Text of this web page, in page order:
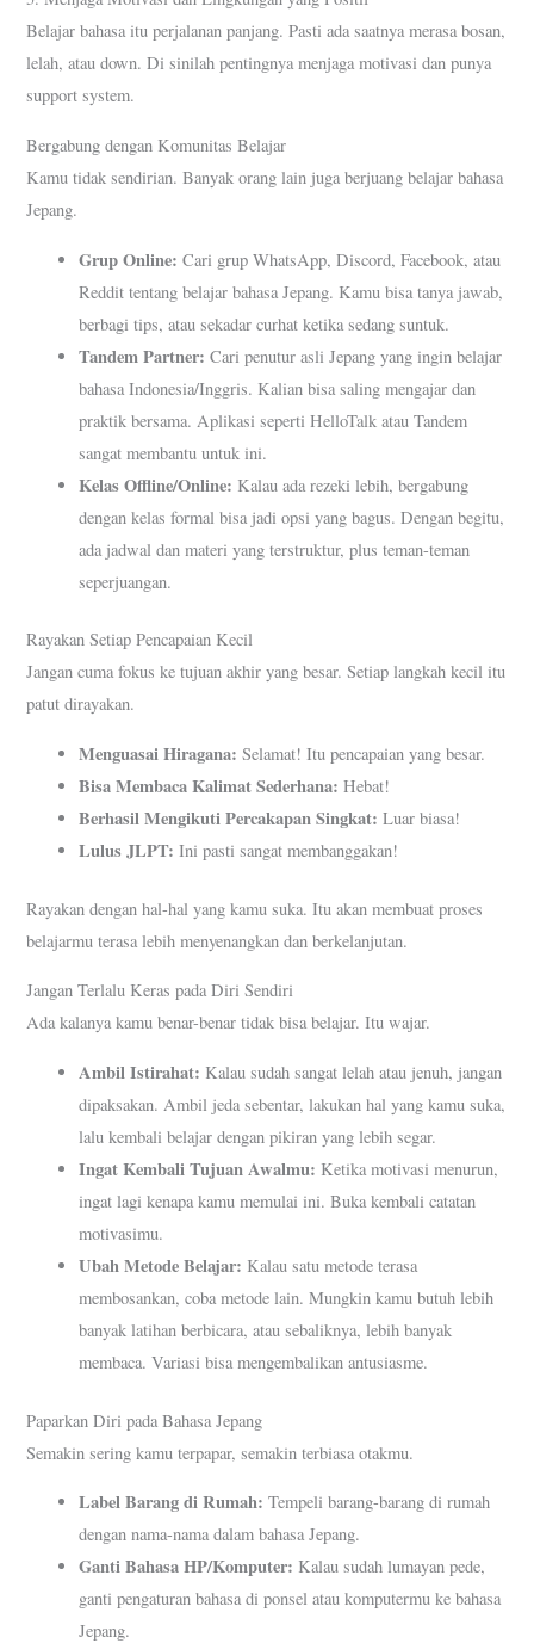
Belajar bahasa itu perjalanan panjang. Pasti ada saatnya merasa bosan,
lelah, atau down. Di sinilah pentingnya menjaga motivasi dan punya
support system.
Bergabung dengan Komunitas Belajar
Kamu tidak sendirian. Banyak orang lain juga berjuang belajar bahasa
Jepang.
Grup Online: Cari grup WhatsApp, Discord, Facebook, atau
Reddit tentang belajar bahasa Jepang. Kamu bisa tanya jawab,
berbagi tips, atau sekadar curhat ketika sedang suntuk.
Tandem Partner: Cari penutur asli Jepang yang ingin belajar
bahasa Indonesia/Inggris. Kalian bisa saling mengajar dan
praktik bersama. Aplikasi seperti HelloTalk atau Tandem
sangat membantu untuk ini.
Kelas Offline/Online: Kalau ada rezeki lebih, bergabung
dengan kelas formal bisa jadi opsi yang bagus. Dengan begitu,
ada jadwal dan materi yang terstruktur, plus teman-teman
seperjuangan.
Rayakan Setiap Pencapaian Kecil
Jangan cuma fokus ke tujuan akhir yang besar. Setiap langkah kecil itu
patut dirayakan.
Menguasai Hiragana: Selamat! Itu pencapaian yang besar.
Bisa Membaca Kalimat Sederhana: Hebat!
Berhasil Mengikuti Percakapan Singkat: Luar biasa!
Lulus JLPT: Ini pasti sangat membanggakan!
Rayakan dengan hal-hal yang kamu suka. Itu akan membuat proses
belajarmu terasa lebih menyenangkan dan berkelanjutan.
Jangan Terlalu Keras pada Diri Sendiri
Ada kalanya kamu benar-benar tidak bisa belajar. Itu wajar.
Ambil Istirahat: Kalau sudah sangat lelah atau jenuh, jangan
dipaksakan. Ambil jeda sebentar, lakukan hal yang kamu suka,
lalu kembali belajar dengan pikiran yang lebih segar.
Ingat Kembali Tujuan Awalmu: Ketika motivasi menurun,
ingat lagi kenapa kamu memulai ini. Buka kembali catatan
motivasimu.
Ubah Metode Belajar: Kalau satu metode terasa
membosankan, coba metode lain. Mungkin kamu butuh lebih
banyak latihan berbicara, atau sebaliknya, lebih banyak
membaca. Variasi bisa mengembalikan antusiasme.
Paparkan Diri pada Bahasa Jepang
Semakin sering kamu terpapar, semakin terbiasa otakmu.
Label Barang di Rumah: Tempeli barang-barang di rumah
dengan nama-nama dalam bahasa Jepang.
Ganti Bahasa HP/Komputer: Kalau sudah lumayan pede,
ganti pengaturan bahasa di ponsel atau komputermu ke bahasa
Jepang.